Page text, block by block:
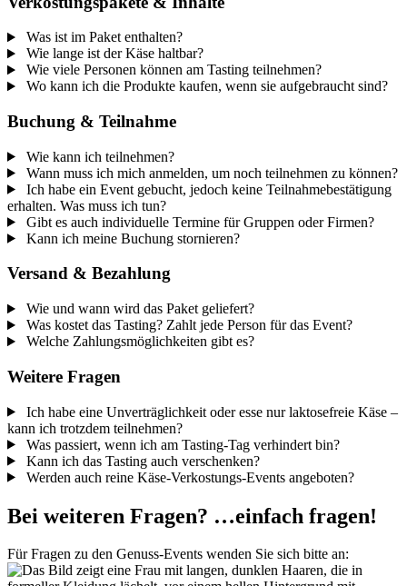
Was ist im Paket enthalten?
Wie lange ist der Käse haltbar?
Wie viele Personen können am Tasting teilnehmen?
Wo kann ich die Produkte kaufen, wenn sie aufgebraucht sind?
Buchung & Teilnahme
Wie kann ich teilnehmen?
Wann muss ich mich anmelden, um noch teilnehmen zu können?
Ich habe ein Event gebucht, jedoch keine Teilnahmebestätigung
erhalten. Was muss ich tun?
Gibt es auch individuelle Termine für Gruppen oder Firmen?
Kann ich meine Buchung stornieren?
Versand & Bezahlung
Wie und wann wird das Paket geliefert?
Was kostet das Tasting? Zahlt jede Person für das Event?
Welche Zahlungsmöglichkeiten gibt es?
Weitere Fragen
Ich habe eine Unverträglichkeit oder esse nur laktosefreie Käse –
kann ich trotzdem teilnehmen?
Was passiert, wenn ich am Tasting-Tag verhindert bin?
Kann ich das Tasting auch verschenken?
Werden auch reine Käse-Verkostungs-Events angeboten?
Bei weiteren Fragen? …einfach fragen!
Für Fragen zu den Genuss-Events wenden Sie sich bitte an: